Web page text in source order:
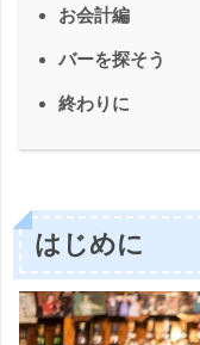
お会計編
バーを探そう
終わりに
はじめに